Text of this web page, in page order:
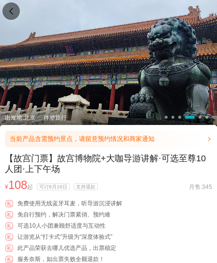
出发地:北京 伴游旅行
当前产品含需预约景点，请留意预约情况和商家通知 
【故宫门票】故宫博物院+大咖导游讲解·可选至尊10
人团·上下午场
¥108起 可订8月16日 支持退款 月售:345
礼 免费使用无线蓝牙耳麦，听导游沉浸讲解
礼 免自行预约，解决门票紧俏、预约难
礼 可选10人小团兼顾舒适度与互动性
礼 让游览从“打卡式”升级为“深度体验式”
礼 此产品荣获去哪儿优选产品，出票稳定
礼 服务奈斯，如出票失败全额退款！
